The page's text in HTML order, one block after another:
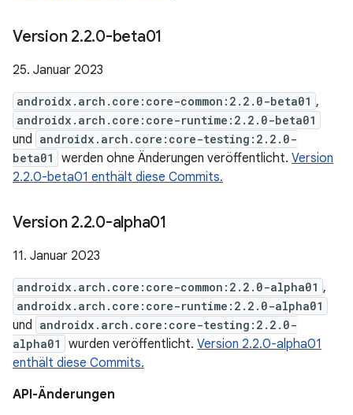
Version 2.2.0-beta01
25. Januar 2023
androidx.arch.core:core-common:2.2.0-beta01 ,
androidx.arch.core:core-runtime:2.2.0-beta01
und androidx.arch.core:core-testing:2.2.0-
beta01
werden ohne Änderungen veröffentlicht. Version
2.2.0-beta01 enthält diese Commits.
Version 2.2.0-alpha01
11. Januar 2023
androidx.arch.core:core-common:2.2.0-alpha01 ,
androidx.arch.core:core-runtime:2.2.0-alpha01
und androidx.arch.core:core-testing:2.2.0-
alpha01
wurden veröffentlicht. Version 2.2.0-alpha01
enthält diese Commits.
API-Änderungen